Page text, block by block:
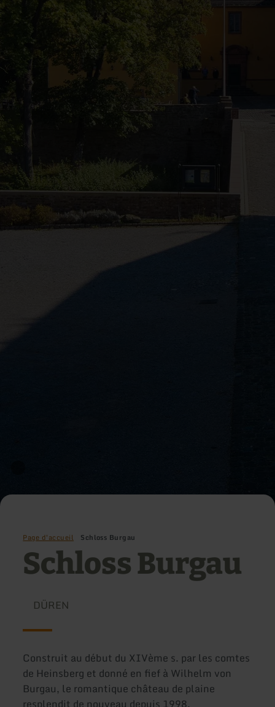
Page d'accueil Schloss Burgau
Schloss Burgau
DÜREN
Construit au début du XIVème s. par les comtes
de Heinsberg et donné en fief à Wilhelm von
Burgau, le romantique château de plaine